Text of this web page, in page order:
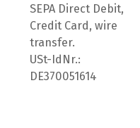
SEPA Direct Debit,
Credit Card, wire
transfer.
USt-IdNr.:
DE370051614